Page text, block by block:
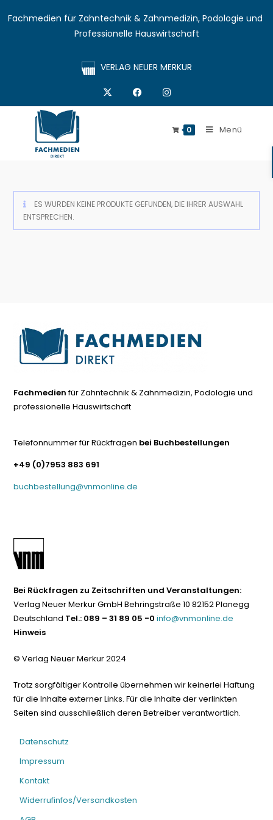
Fachmedien für Zahntechnik & Zahnmedizin, Podologie und
Professionelle Hauswirtschaft
VERLAG NEUER MERKUR
0 Menü
ES WURDEN KEINE PRODUKTE GEFUNDEN, DIE IHRER AUSWAHL
ENTSPRECHEN.
Fachmedienfür Zahntechnik & Zahnmedizin, Podologie und
professionelle Hauswirtschaft
Telefonnummer für Rückfragen bei Buchbestellungen
+49 (0)7953 883 691
buchbestellung@vnmonline.de
Bei Rückfragen zu Zeitschriften und Veranstaltungen:
Verlag Neuer Merkur GmbH Behringstraße 10 82152 Planegg
Deutschland Tel.: 089 – 31 89 05 -0 info@vnmonline.de
Hinweis
© Verlag Neuer Merkur 2024
Trotz sorgfältiger Kontrolle übernehmen wir keinerlei Haftung
für die Inhalte externer Links. Für die Inhalte der verlinkten
Seiten sind ausschließlich deren Betreiber verantwortlich.
Datenschutz
Impressum
Kontakt
Widerrufinfos/Versandkosten